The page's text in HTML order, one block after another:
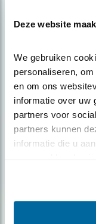
Deze website
We gebruiken
personaliseren,
en om ons
informatie over uw
partners voor
partners kunnen
informatie die u